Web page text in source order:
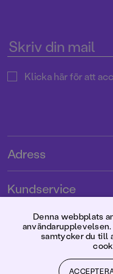
Klicka här för att
Adress
Tryckerigatan 4
Kundservice
Kontakta oss
Kundservice
Användarvillkor
Förlaget
Jobba hos oss
Denna webbplats
samtycker du till